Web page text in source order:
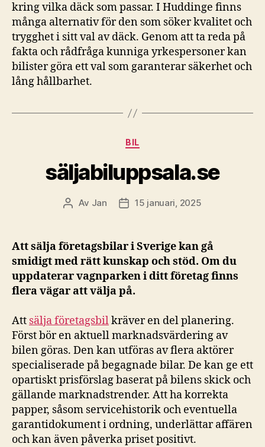
kring vilka däck som passar. I Huddinge finns
många alternativ för den som söker kvalitet och
trygghet i sitt val av däck. Genom att ta reda på
fakta och rådfråga kunniga yrkespersoner kan
bilister göra ett val som garanterar säkerhet och
lång hållbarhet.
Kategorier
BIL
säljabiluppsala.se
Inläggsförfattare
Av Jan Inläggsdatum
15 januari, 2025
Att sälja företagsbilar i Sverige kan gå
smidigt med rätt kunskap och stöd. Om du
uppdaterar vagnparken i ditt företag finns
flera vägar att välja på.
Att sälja företagsbilkräver en del planering.
Först bör en aktuell marknadsvärdering av
bilen göras. Den kan utföras av flera aktörer
specialiserade på begagnade bilar. De kan ge ett
opartiskt prisförslag baserat på bilens skick och
gällande marknadstrender. Att ha korrekta
papper, såsom servicehistorik och eventuella
garantidokument i ordning, underlättar affären
och kan även påverka priset positivt.